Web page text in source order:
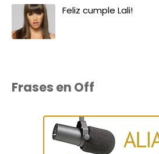
Feliz cumple Lali!
Frases en Off